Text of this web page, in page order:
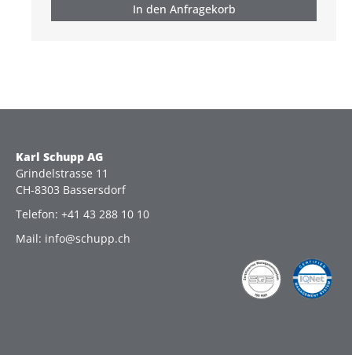
In den Anfragekorb
Karl Schupp AG
Grindelstrasse 11
CH-8303 Bassersdorf
Telefon: +41 43 288 10 10
Mail: info@schupp.ch